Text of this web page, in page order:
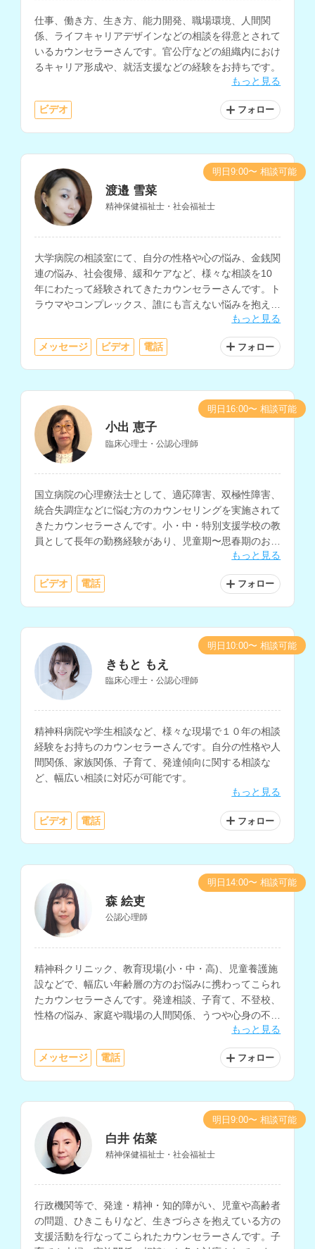
仕事、働き方、生き方、能力開発、職場環境、人間関
係、ライフキャリアデザインなどの相談を得意とされて
いるカウンセラーさんです。官公庁などの組織内におけ
るキャリア形成や、就活支援などの経験をお持ちです。
もっと見る
ビデオ フォロー
渡邉 雪菜
精神保健福祉士・社会福祉士
大学病院の相談室にて、自分の性格や心の悩み、金銭関
連の悩み、社会復帰、緩和ケアなど、様々な相談を10
年にわたって経験されてきたカウンセラーさんです。ト
ラウマやコンプレックス、誰にも言えない悩みを抱えて
もっと見る
メッセージ ビデオ 電話 フォロー
明日9:00〜 相談可能
小出 恵子
臨床心理士・公認心理師
国立病院の心理療法士として、適応障害、双極性障害、
統合失調症などに悩む方のカウンセリングを実施されて
きたカウンセラーさんです。小・中・特別支援学校の教
員として長年の勤務経験があり、児童期〜思春期のお子
さんや保護者の方、発達障害についてのお悩みも相談し
もっと見る
ビデオ 電話 フォロー
明日16:00〜 相談可能
きもと もえ
臨床心理士・公認心理師
精神科病院や学生相談など、様々な現場で１０年の相談
経験をお持ちのカウンセラーさんです。自分の性格や人
間関係、家族関係、子育て、発達傾向に関する相談な
ど、幅広い相談に対応が可能です。
もっと見る
ビデオ 電話 フォロー
明日10:00〜 相談可能
森 絵吏
公認心理師
精神科クリニック、教育現場(小・中・高)、児童養護施
設などで、幅広い年齢層の方のお悩みに携わってこられ
たカウンセラーさんです。発達相談、子育て、不登校、
性格の悩み、家庭や職場の人間関係、うつや心身の不
調、自己理解や生きにくさ等に関する相談を多く経験さ
もっと見る
メッセージ 電話 フォロー
明日14:00〜 相談可能
白井 佑菜
精神保健福祉士・社会福祉士
行政機関等で、発達・精神・知的障がい、児童や高齢者
の問題、ひきこもりなど、生きづらさを抱えている方の
支援活動を行なってこられたカウンセラーさんです。子
明日9:00〜 相談可能